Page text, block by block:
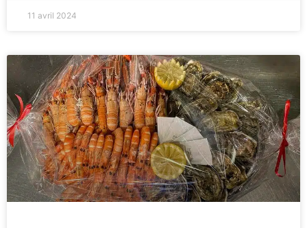
11 avril 2024